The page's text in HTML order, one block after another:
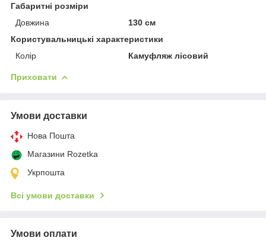
Габаритні розміри
Довжина
130 см
Користувальницькі характеристики
Колір
Камуфляж лісовий
Приховати
Умови доставки
Нова Пошта
Магазини Rozetka
Укрпошта
Всі умови доставки
Умови оплати